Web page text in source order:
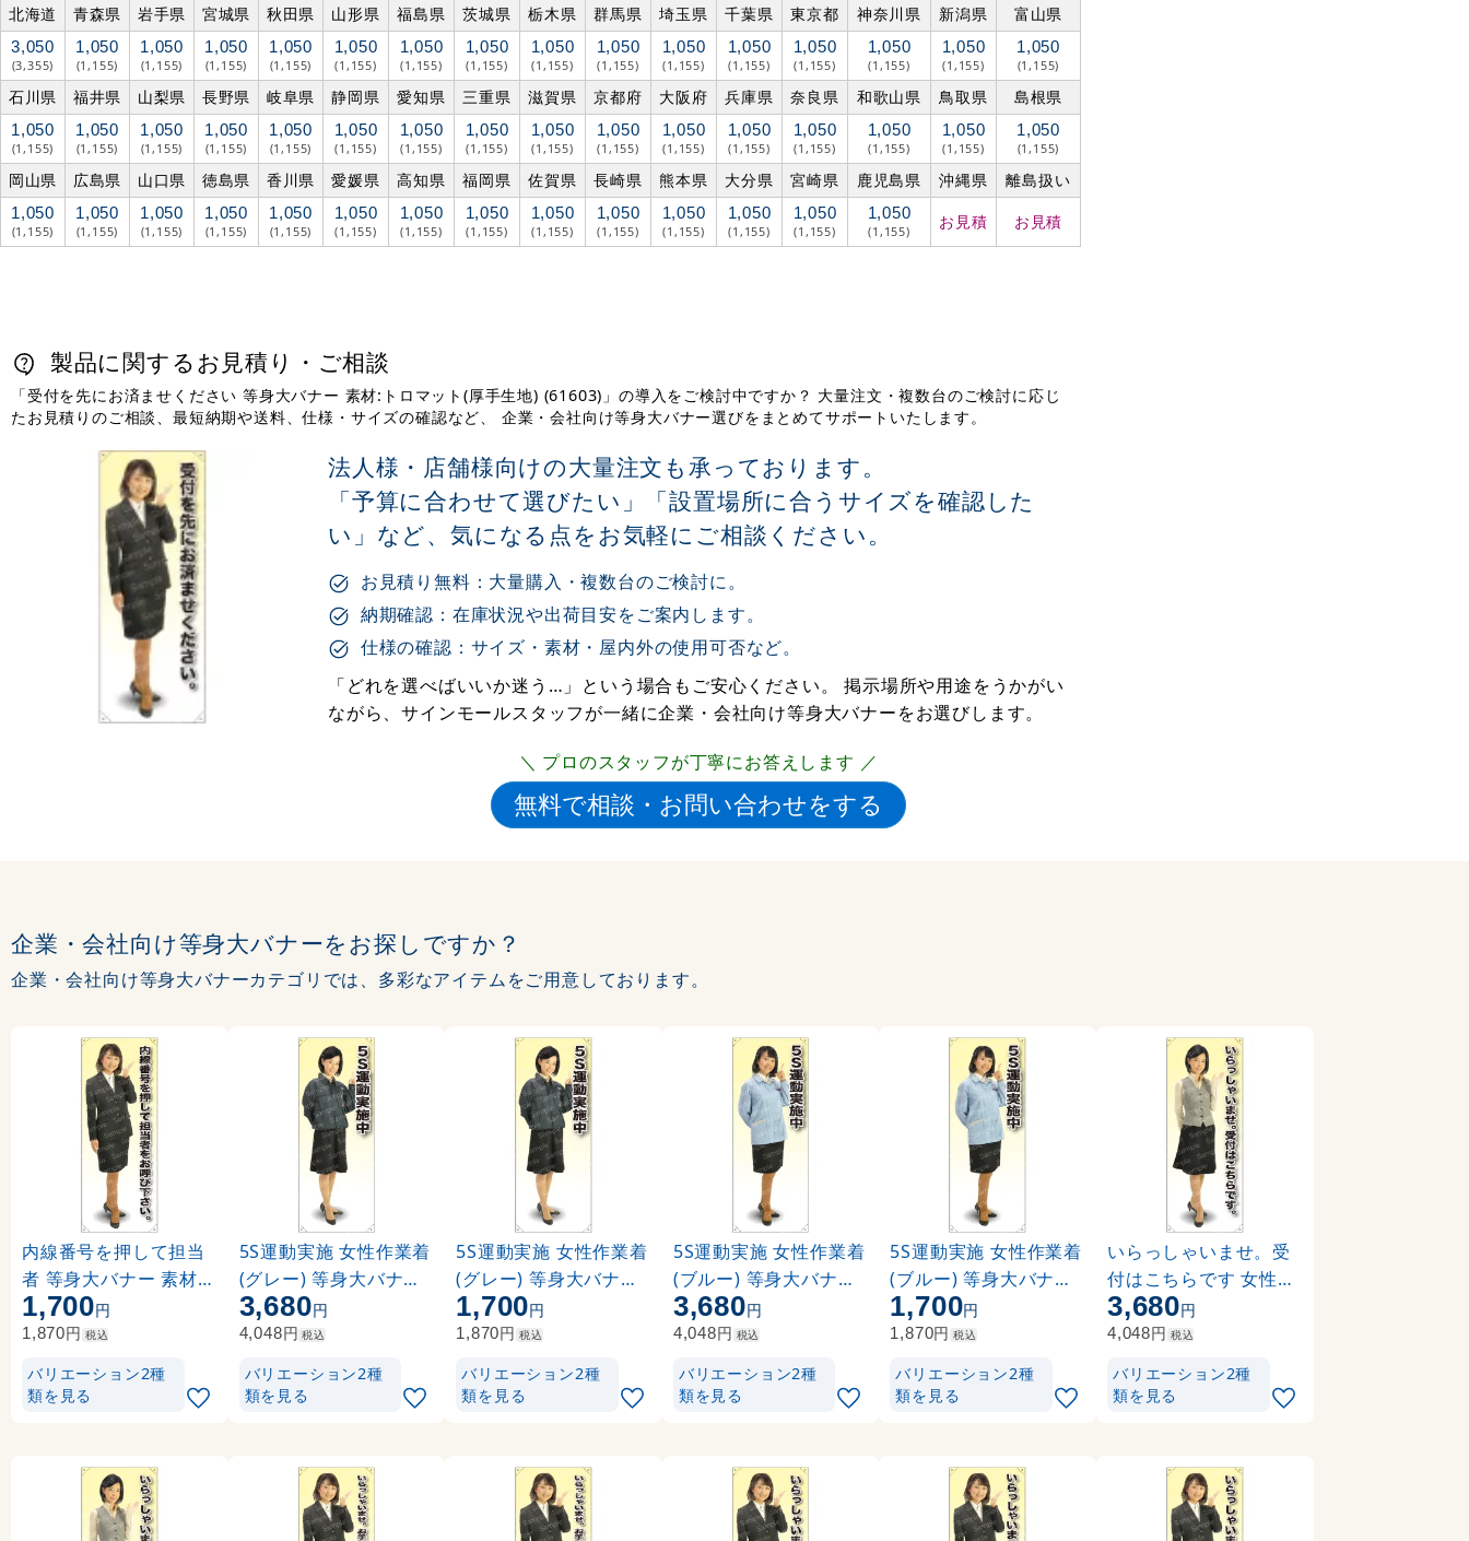
北海道
青森県 岩手県 宮城県 秋田県 山形県 福島県 茨城県 栃木県 群馬県 埼玉県 千葉県 東京都 神奈川県 新潟県 富山県
3,050
(3,355)
1,050
(1,155)
1,050
(1,155)
1,050
(1,155)
1,050
(1,155)
1,050
(1,155)
1,050
(1,155)
1,050
(1,155)
1,050
(1,155)
1,050
(1,155)
1,050
(1,155)
1,050
(1,155)
1,050
(1,155)
1,050
(1,155)
1,050
(1,155)
1,050
(1,155)
石川県 福井県 山梨県 長野県 岐阜県 静岡県 愛知県 三重県 滋賀県 京都府 大阪府 兵庫県 奈良県 和歌山県 鳥取県 島根県
1,050
(1,155)
1,050
(1,155)
1,050
(1,155)
1,050
(1,155)
1,050
(1,155)
1,050
(1,155)
1,050
(1,155)
1,050
(1,155)
1,050
(1,155)
1,050
(1,155)
1,050
(1,155)
1,050
(1,155)
1,050
(1,155)
1,050
(1,155)
1,050
(1,155)
1,050
(1,155)
岡山県 広島県 山口県 徳島県 香川県 愛媛県 高知県 福岡県 佐賀県 長崎県 熊本県 大分県 宮崎県 鹿児島県 沖縄県 離島扱い
1,050
(1,155)
1,050
(1,155)
1,050
(1,155)
1,050
(1,155)
1,050
(1,155)
1,050
(1,155)
1,050
(1,155)
1,050
(1,155)
1,050
(1,155)
1,050
(1,155)
1,050
(1,155)
1,050
(1,155)
1,050
(1,155)
1,050
(1,155) お見積 お見積
製品に関するお見積り・ご相談
「受付を先にお済ませください 等身大バナー 素材:トロマット(厚手生地) (61603)」の導入をご検討中ですか？ 大量注文・複数台のご検討に応じ
たお見積りのご相談、最短納期や送料、仕様・サイズの確認など、 企業・会社向け等身大バナー選びをまとめてサポートいたします。
法人様・店舗様向けの大量注文も承っております。
「予算に合わせて選びたい」「設置場所に合うサイズを確認した
い」など、気になる点をお気軽にご相談ください。
お見積り無料：大量購入・複数台のご検討に。
納期確認：在庫状況や出荷目安をご案内します。
仕様の確認：サイズ・素材・屋内外の使用可否など。
「どれを選べばいいか迷う…」という場合もご安心ください。 掲示場所や用途をうかがい
ながら、サインモールスタッフが一緒に企業・会社向け等身大バナーをお選びします。
＼ プロのスタッフが丁寧にお答えします ／
企業・会社向け等身大バナーをお探しですか？
企業・会社向け等身大バナーカテゴリでは、多彩なアイテムをご用意しております。
内線番号を押して担当
者 等身大バナー 素材:
ポンジ(薄手生地) (616
96)
1,700円
1,870円 税込
バリエーション2種
類を見る
5S運動実施 女性作業着
(グレー) 等身大バナー
素材:トロマット(厚手生
地) (62233)
3,680円
4,048円 税込
バリエーション2種
類を見る
5S運動実施 女性作業着
(グレー) 等身大バナー
素材:ポンジ(薄手生地) (
62234)
1,700円
1,870円 税込
バリエーション2種
類を見る
5S運動実施 女性作業着
(ブルー) 等身大バナー
素材:トロマット(厚手生
地) (62239)
3,680円
4,048円 税込
バリエーション2種
類を見る
5S運動実施 女性作業着
(ブルー) 等身大バナー
素材:ポンジ(薄手生地) (
62240)
1,700円
1,870円 税込
バリエーション2種
類を見る
いらっしゃいませ。受
付はこちらです 女性ベ
スト 等身大バナー 素材
:トロマット(厚手生地) (
3,680円
4,048円 税込
バリエーション2種
類を見る